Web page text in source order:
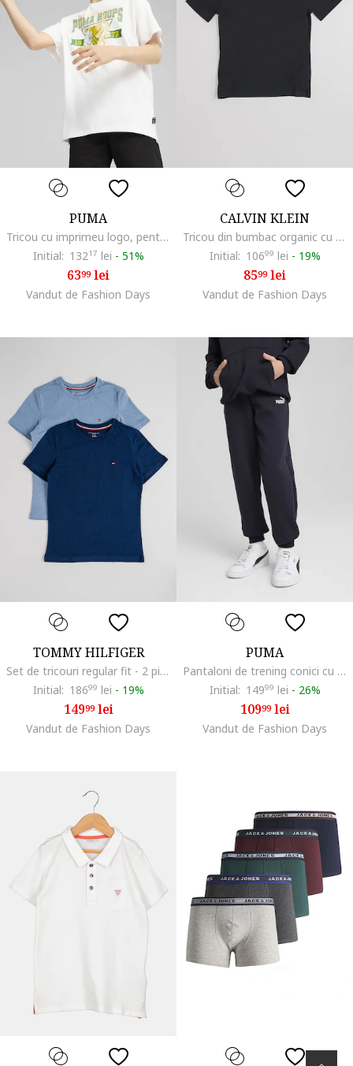
PUMA
Tricou cu imprimeu logo, pentru baschet, Alb optic/Verde aquamarin
Initial: 13217 lei - 51%
6399lei
Vandut de Fashion Days
CALVIN KLEIN
Tricou din bumbac organic cu aplicatie logo discreta, Negru
Initial: 10699 lei - 19%
8599lei
Vandut de Fashion Days
TOMMY HILFIGER
Set de tricouri regular fit - 2 piese, Albastru
Initial: 18699 lei - 19%
14999lei
Vandut de Fashion Days
PUMA
Pantaloni de trening conici cu buzunare laterale, Albastru ultramarin
Initial: 14999 lei - 26%
10999lei
Vandut de Fashion Days